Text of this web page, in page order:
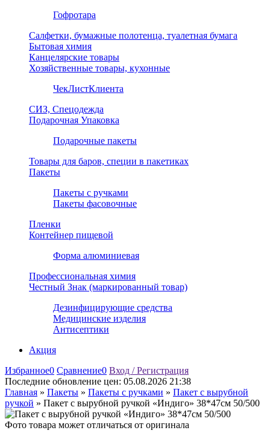
Гофротара
Салфетки, бумажные полотенца, туалетная бумага
Бытовая химия
Канцелярские товары
Хозяйственные товары, кухонные
ЧекЛистКлиента
СИЗ, Спецодежда
Подарочная Упаковка
Подарочные пакеты
Товары для баров, специи в пакетиках
Пакеты
Пакеты с ручками
Пакеты фасовочные
Пленки
Контейнер пищевой
Форма алюминиевая
Профессиональная химия
Честный Знак (маркированный товар)
Дезинфицирующие средства
Медицинские изделия
Антисептики
Акция
Избранное0 Сравнение0 Вход / Регистрация
Последние обновление цен: 05.08.2026 21:38
Главная » Пакеты » Пакеты с ручками » Пакет с вырубной
ручкой » Пакет с вырубной ручкой «Индиго» 38*47см 50/500
Фото товара может отличаться от оригинала